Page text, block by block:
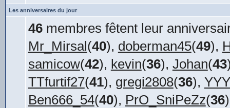
Les anniversaires du jour
46membres fêtent leur
Mr_Mirsal(40), doberman45(49),
samicow(42), kevin(36), Johan(43
TTfurtif27(41), gregi2808(36),
Ben666_54(40), PrO_SniPeZz(36